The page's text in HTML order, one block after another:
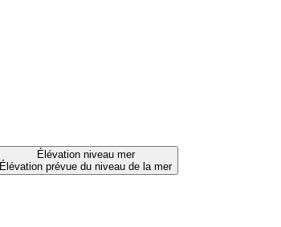
Élévation niveau mer
Élévation prévue du niveau de la mer